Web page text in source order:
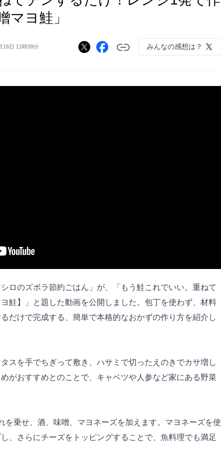
マヨ鮭」
16日 11時39分 みんなの感想は？
ロのズボラ節約ごはん」が、「もう鮭これでいい。重ねて
鮭】」と題した動画を公開しました。包丁を使わず、材料
だけで完成する、簡単で本格的なおかずの作り方を紹介し
スを手でちぎって敷き、ハサミで切ったえのきでカサ増し
がおすすめとのことで、キャベツや人参など家にある野菜
を乗せ、酒、味噌、マヨネーズを加えます。マヨネーズを使
、さらにチーズをトッピングすることで、魚料理でも満足